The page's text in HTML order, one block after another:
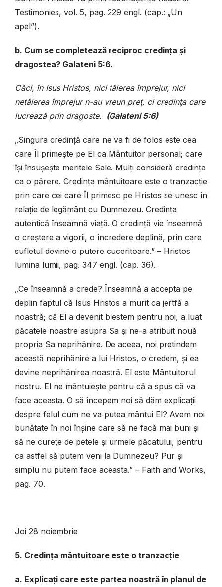
Testimonies, vol. 5, pag. 229 engl. (cap.: „Un
apel”).
b. Cum se completează reciproc credința și
dragostea? Galateni 5:6.
Căci, în Isus Hristos, nici tăierea împrejur, nici
netăierea împrejur n-au vreun preţ, ci credinţa care
lucrează prin dragoste. (Galateni 5:6)
„Singura credință care ne va fi de folos este cea
care Îl primește pe El ca Mântuitor personal; care
își însușește meritele Sale. Mulți consideră credința
ca o părere. Credința mântuitoare este o tranzacție
prin care cei care Îl primesc pe Hristos se unesc în
relație de legământ cu Dumnezeu. Credința
autentică înseamnă viață. O credință vie înseamnă
o creștere a vigorii, o încredere deplină, prin care
sufletul devine o putere cuceritoare.” – Hristos
lumina lumii, pag. 347 engl. (cap. 36).
„Ce înseamnă a crede? Înseamnă a accepta pe
deplin faptul că Isus Hristos a murit ca jertfă a
noastră; că El a devenit blestem pentru noi, a luat
păcatele noastre asupra Sa și ne-a atribuit nouă
propria Sa neprihănire. De aceea, noi pretindem
această neprihănire a lui Hristos, o credem, și ea
devine neprihănirea noastră. El este Mântuitorul
nostru. El ne mântuiește pentru că a spus că va
face aceasta. O să începem noi să dăm explicații
despre felul cum ne va putea mântui El? Avem noi
bunătate în noi înșine care să ne facă mai buni și
să ne curețe de petele și urmele păcatului, pentru
ca astfel să putem veni la Dumnezeu? Pur și
simplu nu putem face aceasta.” – Faith and Works,
pag. 70.
Joi 28 noiembrie
5. Credința mântuitoare este o tranzacție
a. Explicați care este partea noastră în planul de